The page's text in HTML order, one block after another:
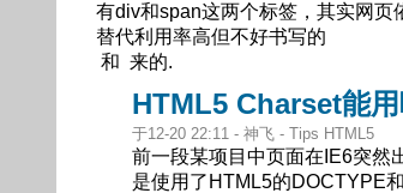
有div和span这两个标签，其实网页
替代利用率高但不好书写的
和 来的.
HTML5 Charset能用
于12-20 22:11 - 神飞 - Tips HTML5
前一段某项目中页面在IE6突然
是使用了HTML5的DOCTYPE